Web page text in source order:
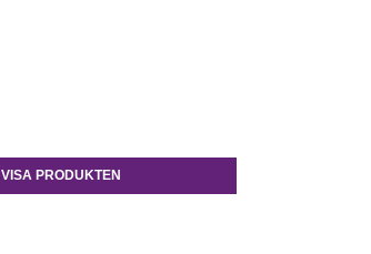
VISA PRODUKTEN